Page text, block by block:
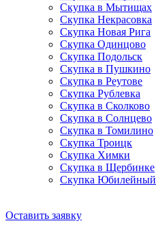
Скупка в Мытищах
Скупка Некрасовка
Скупка Новая Рига
Скупка Одинцово
Скупка Подольск
Скупка в Пушкино
Скупка в Реутове
Скупка Рублевка
Скупка в Сколково
Скупка в Солнцево
Скупка в Томилино
Скупка Троицк
Скупка Химки
Скупка в Щербинке
Скупка Юбилейный
Оставить заявку